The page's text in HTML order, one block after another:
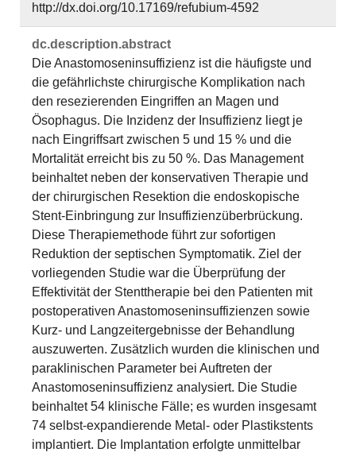
http://dx.doi.org/10.17169/refubium-4592
dc.​description.​abstract
Die Anastomoseninsuffizienz ist die häufigste und
die gefährlichste chirurgische Komplikation nach
den resezierenden Eingriffen an Magen und
Ösophagus. Die Inzidenz der Insuffizienz liegt je
nach Eingriffsart zwischen 5 und 15 % und die
Mortalität erreicht bis zu 50 %. Das Management
beinhaltet neben der konservativen Therapie und
der chirurgischen Resektion die endoskopische
Stent-Einbringung zur Insuffizienzüberbrückung.
Diese Therapiemethode führt zur sofortigen
Reduktion der septischen Symptomatik. Ziel der
vorliegenden Studie war die Überprüfung der
Effektivität der Stenttherapie bei den Patienten mit
postoperativen Anastomoseninsuffizienzen sowie
Kurz- und Langzeitergebnisse der Behandlung
auszuwerten. Zusätzlich wurden die klinischen und
paraklinischen Parameter bei Auftreten der
Anastomoseninsuffizienz analysiert. Die Studie
beinhaltet 54 klinische Fälle; es wurden insgesamt
74 selbst-expandierende Metal- oder Plastikstents
implantiert. Die Implantation erfolgte unmittelbar